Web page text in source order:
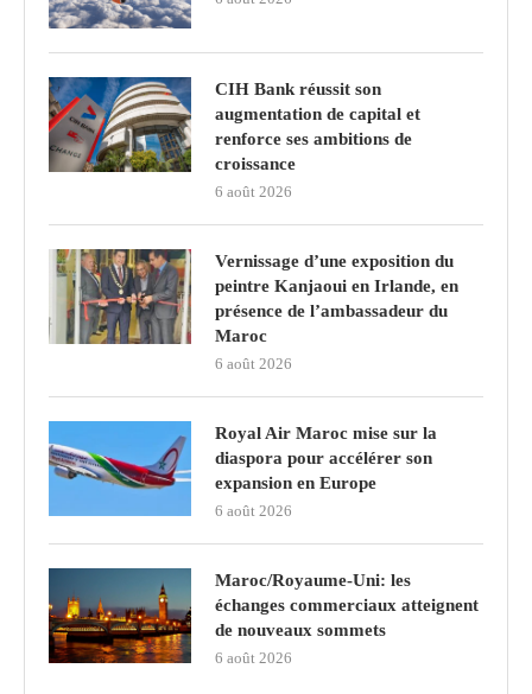
CIH Bank réussit son
augmentation de capital et
renforce ses ambitions de
croissance
6 août 2026
Vernissage d’une exposition du
peintre Kanjaoui en Irlande, en
présence de l’ambassadeur du
Maroc
6 août 2026
Royal Air Maroc mise sur la
diaspora pour accélérer son
expansion en Europe
6 août 2026
Maroc/Royaume-Uni: les
échanges commerciaux atteignent
de nouveaux sommets
6 août 2026